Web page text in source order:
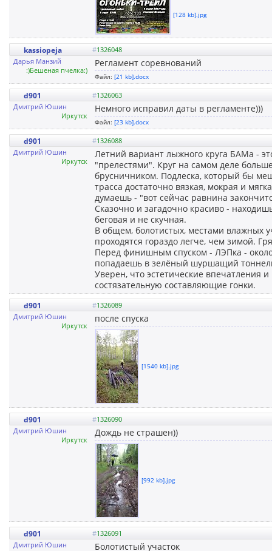
[128 kb].jpg
kassiopeja #1326048
Дарья Манзий
:)Бешеная пчелка:)
Регламент соревнований
Файл: [21 kb].docx
d901 #1326063
Дмитрий Юшин
Иркутск
Немного исправил даты в регламенте)))
Файл: [23 kb].docx
d901 #1326088
Дмитрий Юшин
Иркутск
Летний вариант лыжного круга БАМа -
"прелестями". Круг на самом деле
брусничником. Подлеска, который бы
трасса достаточно вязкая, мокрая и
думаешь - "вот сейчас равнина
Сказочно и загадочно красиво -
беговая и не скучная.
В общем, болотистых, местами влажных
проходятся гораздо легче, чем зимой.
Перед финишным спуском - ЛЭПка -
попадаешь в зелёный шуршащий
Уверен, что эстетические впечатления
состязательную составляющие гонки.
d901 #1326089
Дмитрий Юшин
Иркутск
после спуска
[1540 kb].jpg
d901 #1326090
Дмитрий Юшин
Иркутск
Дождь не страшен))
[992 kb].jpg
d901 #1326091
Дмитрий Юшин
Болотистый участок